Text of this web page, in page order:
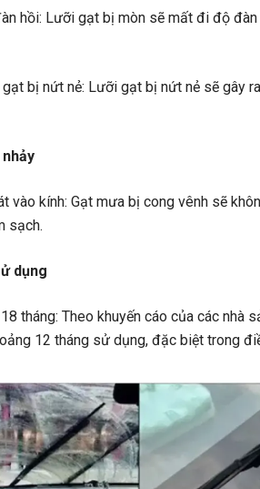
hồi: Lưỡi gạt bị mòn sẽ mất đi độ
bị nứt nẻ: Lưỡi gạt bị nứt nẻ sẽ gây
vào kính: Gạt mưa bị cong vênh sẽ
sạch.
dụng
tháng: Theo khuyến cáo của các nhà
12 tháng sử dụng, đặc biệt trong